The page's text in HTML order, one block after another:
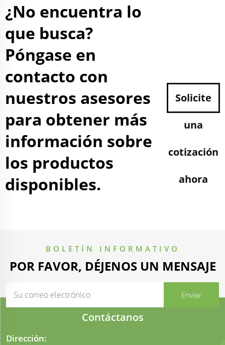
¿No encuentra lo
que busca?
Póngase en
contacto con
nuestros asesores
para obtener más
información sobre
los productos
disponibles.
Solicite
una
cotización
ahora
BOLETÍN INFORMATIVO
POR FAVOR, DÉJENOS UN MENSAJE
Contáctanos
Dirección: